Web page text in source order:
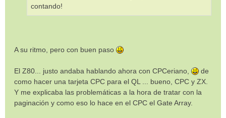
contando!
A su ritmo, pero con buen paso
El Z80... justo andaba hablando ahora con CPCeriano,
de
como hacer una tarjeta CPC para el QL ... bueno, CPC y ZX.
Y me explicaba las problemáticas a la hora de tratar con la
paginación y como eso lo hace en el CPC el Gate Array.